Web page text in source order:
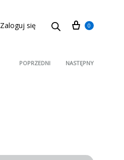
Zaloguj się Cart
0
Product
POPRZEDNI NASTĘPNY